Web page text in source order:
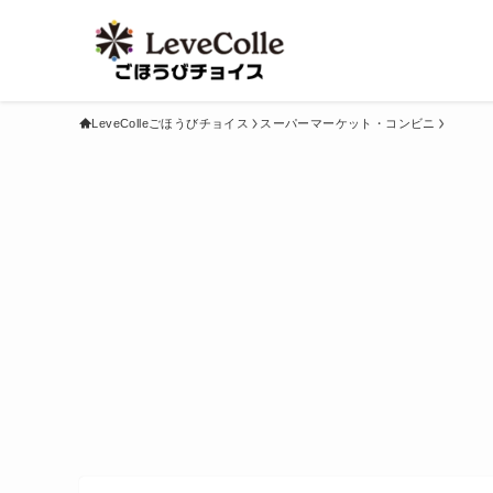
LeveColleごほうびチョイス スーパーマーケット・コンビニ